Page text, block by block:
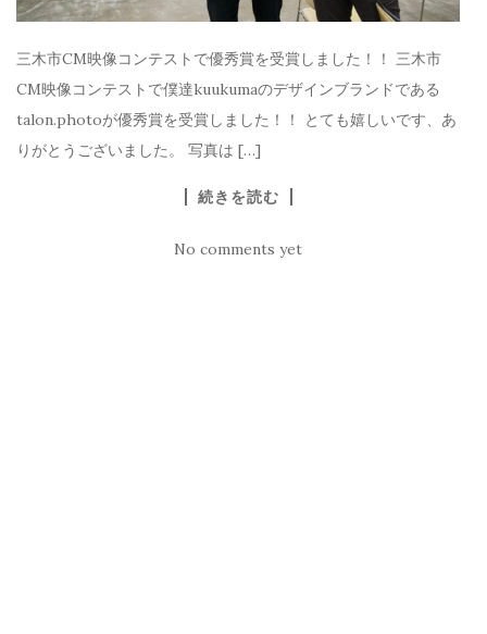
三木市CM映像コンテストで優秀賞を受賞しました！！ 三木市
CM映像コンテストで僕達kuukumaのデザインブランドである
talon.photoが優秀賞を受賞しました！！ とても嬉しいです、あ
りがとうございました。 写真は […]
続きを読む
No comments yet